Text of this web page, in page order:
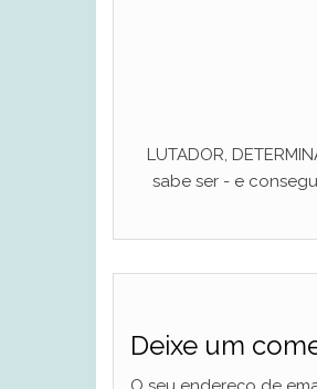
LUTADOR,
sabe ser - e
Deixe um